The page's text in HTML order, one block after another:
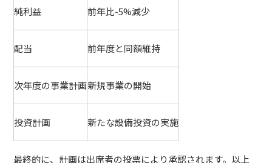
純利益 前年比-5%減少
配当 前年度と同額維持
次年度の事業計画新規事業の開始
投資計画 新たな設備投資の実施
最終的に、計画は出席者の投票により承認されます。以上